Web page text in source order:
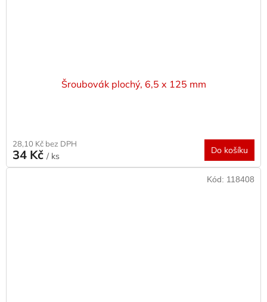
Šroubovák plochý, 6,5 x 125 mm
28,10 Kč bez DPH
34 Kč / ks
Do košíku
Kód: 118408